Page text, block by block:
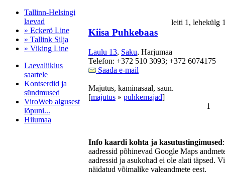
Tallinn-Helsingi
laevad
» Eckerö Line
» Tallink Silja
» Viking Line
Laevaliiklus
saartele
Kontserdid ja
sündmused
ViroWeb algusest
lõpuni...
Hiiumaa
leiti 1,
Kiisa Puhkebaas
Laulu 13, Saku, Harjumaa
Telefon: +372 510 3093; +372 6074175
Saada e-mail
Majutus, kaminasaal, saun.
[majutus » puhkemajad]
1
Info kaardi kohta ja kasutustingimused
aadressid põhinevad Google Maps
aadressid ja asukohad ei ole alati täpsed.
näidatud võimalike valeandmete eest.